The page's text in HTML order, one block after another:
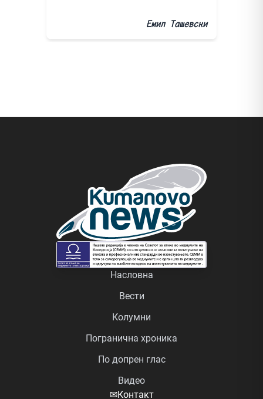
Емил Ташевски
Насловна
Вести
Колумни
Погранична хроника
По допрен глас
Видео
✉Контакт